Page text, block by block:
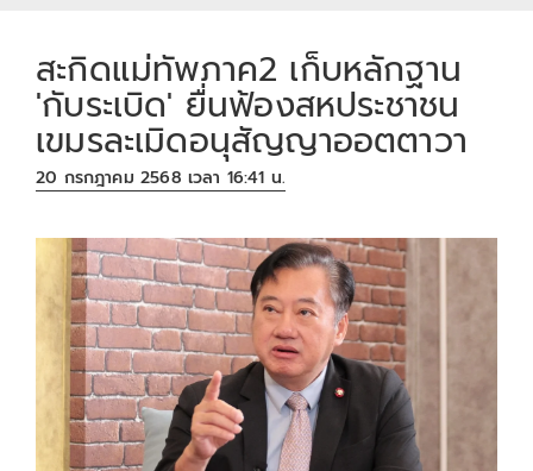
สะกิดแม่ทัพภาค2 เก็บหลักฐาน
'กับระเบิด' ยื่นฟ้องสหประชาชน
เขมรละเมิดอนุสัญญาออตตาวา
20 กรกฎาคม 2568 เวลา 16:41 น.